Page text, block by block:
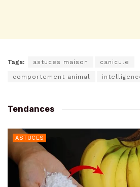
Tags: astuces maison canicule
comportement animal
Tendances
ASTUCES